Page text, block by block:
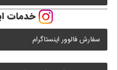
خدمات
سفارش فالوور اینستاگرام